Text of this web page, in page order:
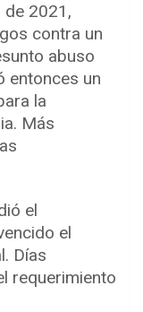
de 2021,
contra un
abuso
entonces un
la
Más
el
el
Días
requerimiento